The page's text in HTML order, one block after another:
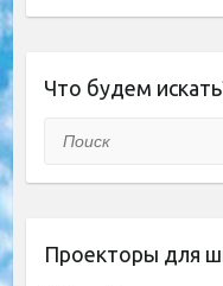
Что будем
Поиск
Проекторы для